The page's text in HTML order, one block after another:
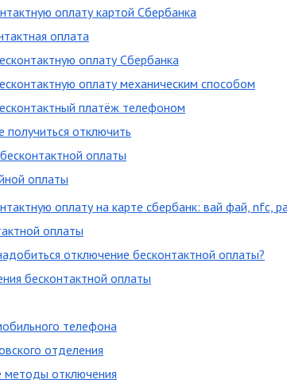
оплату картой Сбербанка
оплата
оплату Сбербанка
оплату механическим способом
платёж телефоном
отключить
оплаты
оплаты
оплату на карте сбербанк: вай фай, nfc,
оплаты
отключение бесконтактной оплаты?
бесконтактной оплаты
телефона
отделения
методы отключения